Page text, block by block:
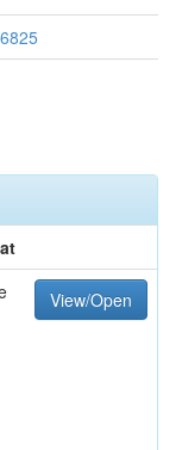
View/Open